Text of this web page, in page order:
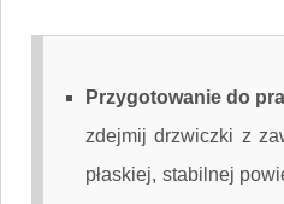
Przygotowanie do
zdejmij drzwiczki z
płaskiej, stabilnej